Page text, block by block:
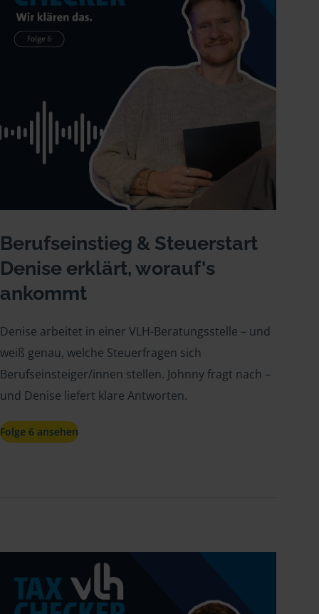
Berufseinstieg & Steuerstart
Denise erklärt, worauf's
ankommt
Denise arbeitet in einer VLH-Beratungsstelle – und
weiß genau, welche Steuerfragen sich
Berufseinsteiger/innen stellen. Johnny fragt nach –
und Denise liefert klare Antworten.
Folge 6 ansehen